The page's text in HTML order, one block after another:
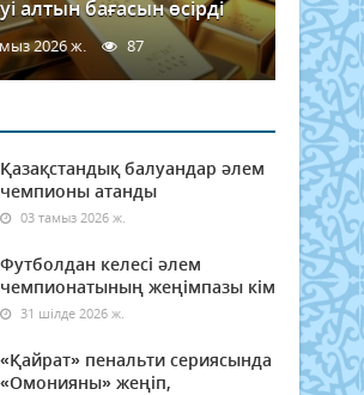
алтын бағасын өсірді
2026 ж. 87
Қазақстандық балуандар әлем
чемпионы атанды
03 тамыз 2026 ж.
Футболдан келесі әлем
чемпионатының жеңімпазы кім
31 шілде 2026 ж.
«Қайрат» пенальти сериясында
«Омонияны» жеңіп,